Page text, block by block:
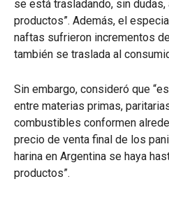
se está trasladando, sin
productos”. Además, el
naftas sufrieron incrementos
también se traslada al
Sin embargo, consideró que
entre materias primas,
combustibles conformen
precio de venta final de los
harina en Argentina se haya
productos”.